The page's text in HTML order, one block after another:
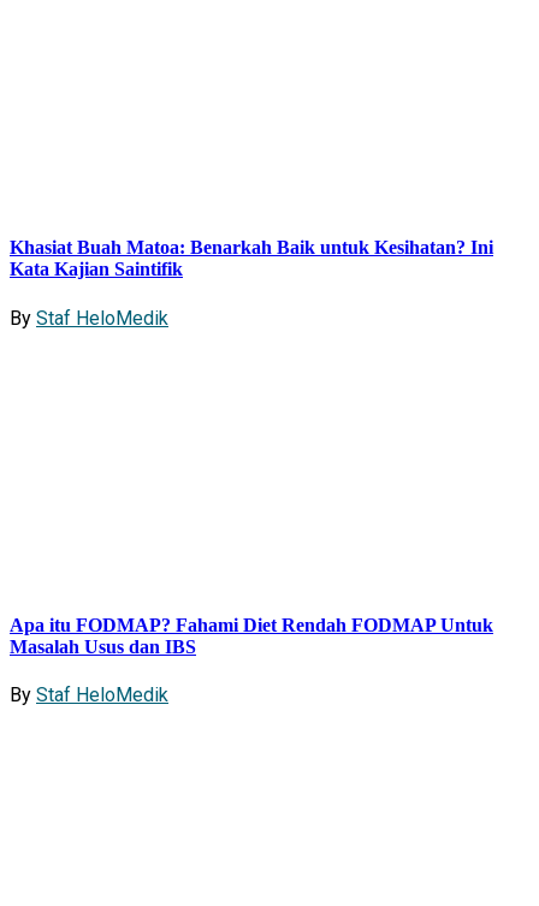
Khasiat Buah Matoa: Benarkah Baik untuk Kesihatan? Ini
Kata Kajian Saintifik
By Staf HeloMedik
Apa itu FODMAP? Fahami Diet Rendah FODMAP Untuk
Masalah Usus dan IBS
By Staf HeloMedik